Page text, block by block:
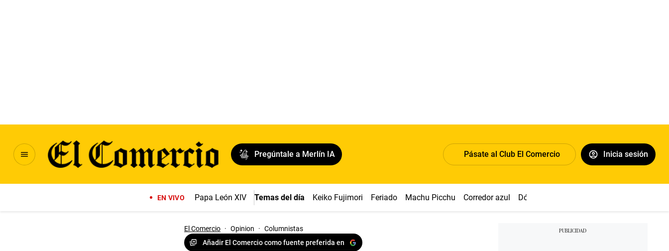
Pregúntale a Merlín IA Pásate al Club El Comercio Inicia sesión
EN VIVO Papa León XIV Temas del día Keiko Fujimori Feriado Machu Picchu Corredor azul Dólar
El Comercio · Opinion · Columnistas
Añadir El Comercio como fuente preferida en